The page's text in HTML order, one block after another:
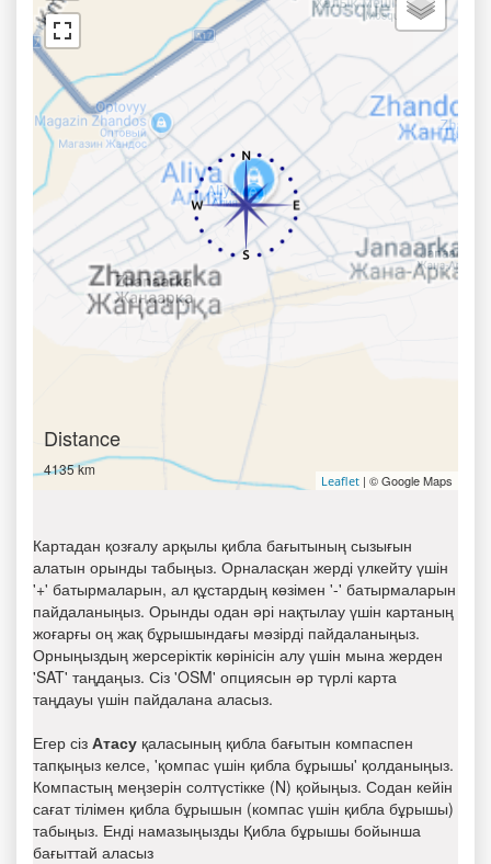
Distance
4135 km
Leaflet | © Google Maps
Картадан қозғалу арқылы қибла бағытының сызығын
алатын орынды табыңыз. Орналасқан жерді үлкейту үшін
'+' батырмаларын, ал құстардың көзімен '-' батырмаларын
пайдаланыңыз. Орынды одан әрі нақтылау үшін картаның
жоғарғы оң жақ бұрышындағы мәзірді пайдаланыңыз.
Орныңыздың жерсеріктік көрінісін алу үшін мына жерден
'SAT' таңдаңыз. Сіз 'OSM' опциясын әр түрлі карта
таңдауы үшін пайдалана аласыз.
Егер сіз Атасу қаласының қибла бағытын компаспен
тапқыңыз келсе, 'қомпас үшін қибла бұрышы' қолданыңыз.
Компастың меңзерін солтүстікке (N) қойыңыз. Содан кейін
сағат тілімен қибла бұрышын (компас үшін қибла бұрышы)
табыңыз. Енді намазыңызды Қибла бұрышы бойынша
бағыттай аласыз